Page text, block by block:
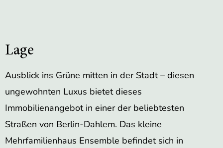
Lage
Ausblick ins Grüne mitten in der Stadt – diesen
ungewohnten Luxus bietet dieses
Immobilienangebot in einer der beliebtesten
Straßen von Berlin-Dahlem. Das kleine
Mehrfamilienhaus Ensemble befindet sich in